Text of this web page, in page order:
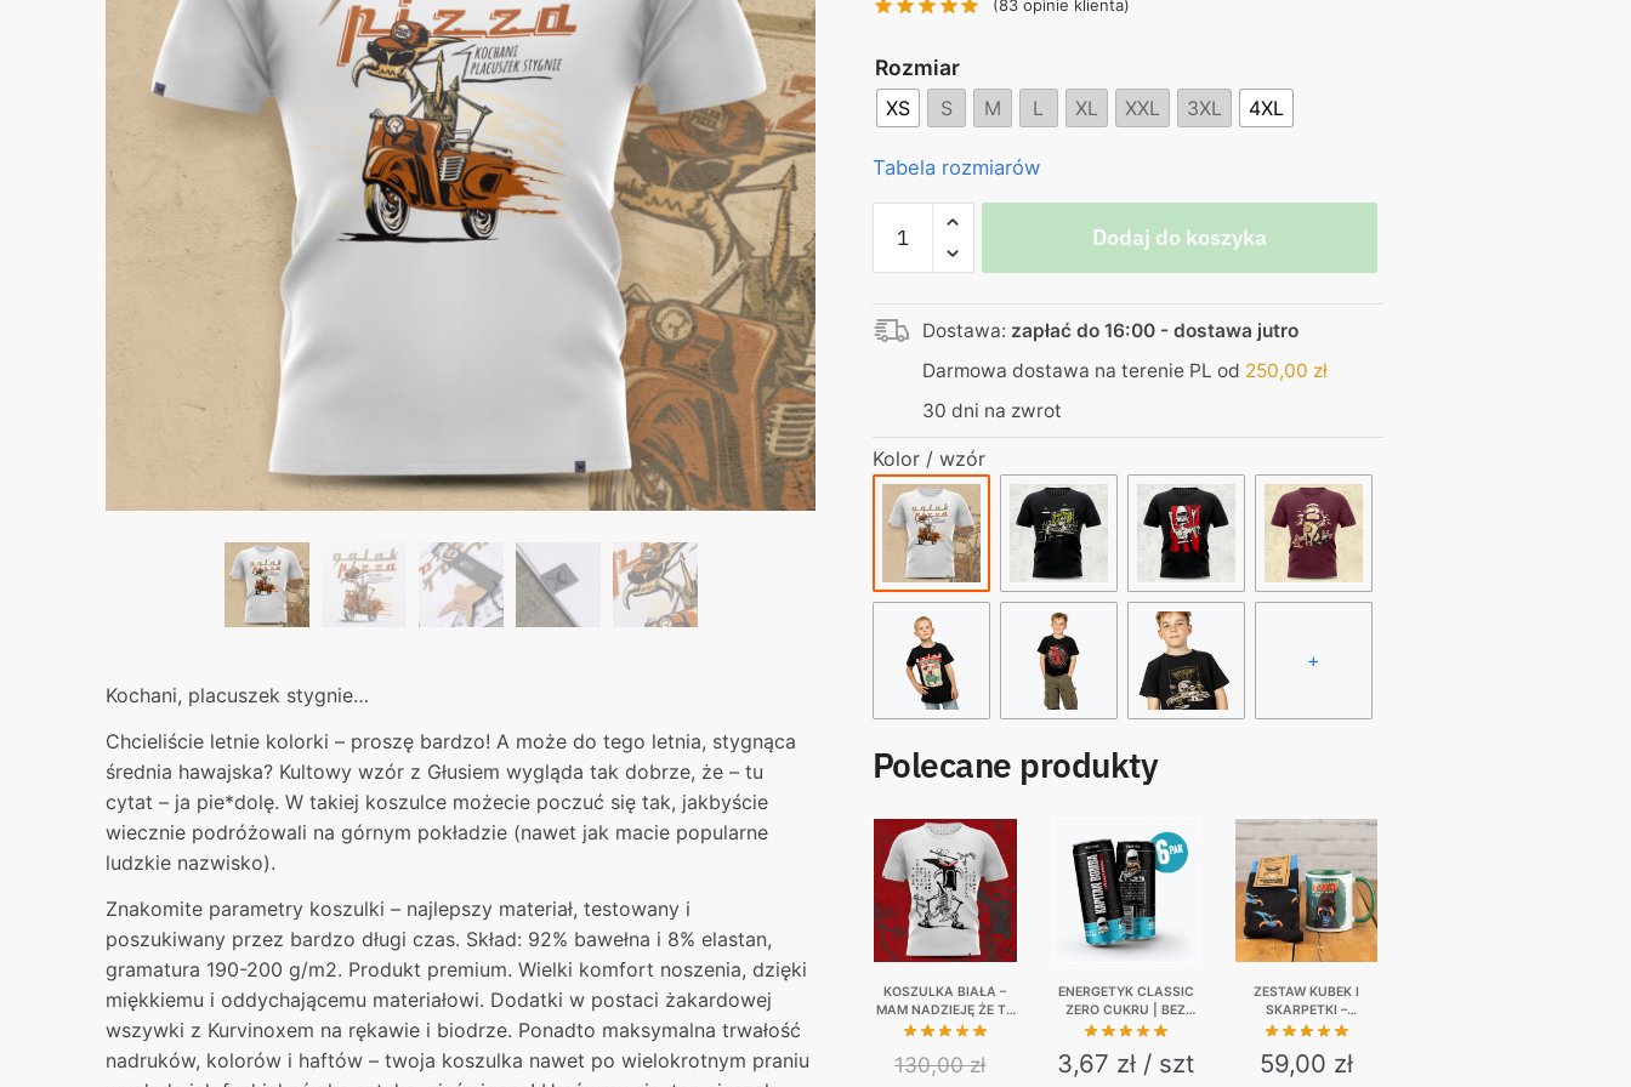
Kochani, placuszek stygnie…
Chcieliście letnie kolorki – proszę bardzo! A może do tego letnia, stygnąca
średnia hawajska? Kultowy wzór z Głusiem wygląda tak dobrze, że – tu
cytat – ja pie*dolę. W takiej koszulce możecie poczuć się tak, jakbyście
wiecznie podróżowali na górnym pokładzie (nawet jak macie popularne
ludzkie nazwisko).
Znakomite parametry koszulki – najlepszy materiał, testowany i
poszukiwany przez bardzo długi czas. Skład: 92% bawełna i 8% elastan,
gramatura 190-200 g/m2. Produkt premium. Wielki komfort noszenia, dzięki
miękkiemu i oddychającemu materiałowi. Dodatki w postaci żakardowej
wszywki z Kurvinoxem na rękawie i biodrze. Ponadto maksymalna trwałość
nadruków, kolorów i haftów – twoja koszulka nawet po wielokrotnym praniu
130,00 zł.
(83 opinie klienta)
Rozmiar
XS S M L XL XXL 3XL 4XL
Tabela rozmiarów
Koszulka
biała
–
Galak
Dodaj do koszyka
Dostawa: zapłać do 16:00 - dostawa jutro
Darmowa dostawa na terenie PL od 250,00 zł
30 dni na zwrot
Kolor / wzór
+
Polecane produkty
KOSZULKA BIAŁA –
MAM NADZIEJĘ ŻE TA
LEKCJA POKORY
POKORY
130,00zł
ENERGETYK CLASSIC
ZERO CUKRU | BEZ
KAUCJI | 6-PAK | 6 X
3,67 zł / szt
ZESTAW KUBEK I
SKARPETKI –
NIEWAŻNE CO MAM W
59,00 zł